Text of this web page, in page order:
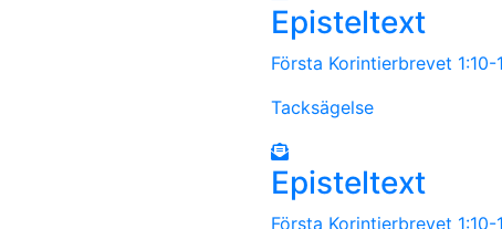
Episteltext
Första Korintierbrevet 1:10-
Tacksägelse
Episteltext
Första Korintierbrevet 1:10-